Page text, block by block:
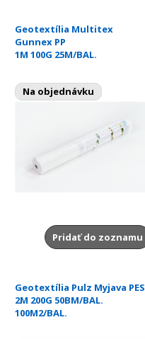
Geotextília Multitex
Gunnex PP
1M 100G 25M/BAL.
Na objednávku
Pridať do zoznamu
Geotextília Pulz Myjava PES
2M 200G 50BM/BAL.
100M2/BAL.